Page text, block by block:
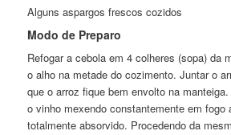
Alguns aspargos frescos cozidos
Modo de Preparo
Refogar a cebola em 4 colheres (sopa) da
o alho na metade do cozimento. Juntar o
que o arroz fique bem envolto na
o vinho mexendo constantemente em fogo
totalmente absorvido. Procedendo da